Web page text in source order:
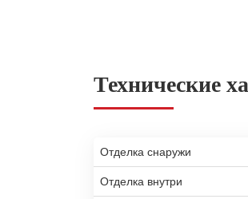
Технические
Отделка снаружи
Отделка внутри